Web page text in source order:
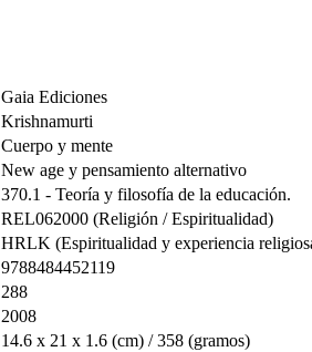
Gaia Ediciones
Krishnamurti
Cuerpo y mente
New age y pensamiento alternativo
370.1 - Teoría y filosofía de la educación.
REL062000 (Religión / Espiritualidad)
HRLK (Espiritualidad y experiencia
9788484452119
288
2008
14.6 x 21 x 1.6 (cm) / 358 (gramos)